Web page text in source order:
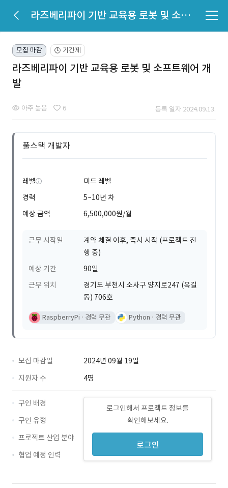
라즈베리파이 기반 교육용 로봇 및 소프트웨어 개발
모집 마감 🕒 기간제
라즈베리파이 기반 교육용 로봇 및 소프트웨어 개
발
아주 높음 6 등록 일자 2024.09.13.
풀스택 개발자
레벨
미드 레벨
경력
5~10년 차
예상 금액
6,500,000원/월
근무 시작일
계약 체결 이후, 즉시 시작 (프로젝트 진
행 중)
예상 기간
90일
근무 위치
경기도 부천시 소사구 양지로247 (옥길
동) 706호
RaspberryPi 경력 무관 Python 경력 무관
모집 마감일
2024년 09월 19일
지원자 수
4명
로그인해서 프로젝트 정보를
확인해보세요.
로그인
구인 배경
구인 유형
프로젝트 산업 분야
협업 예정 인력